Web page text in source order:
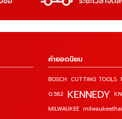
คำยอดนิยม
BOSCH CUTTING TOOLS
G.582 KENNEDY
MILWAUKEE